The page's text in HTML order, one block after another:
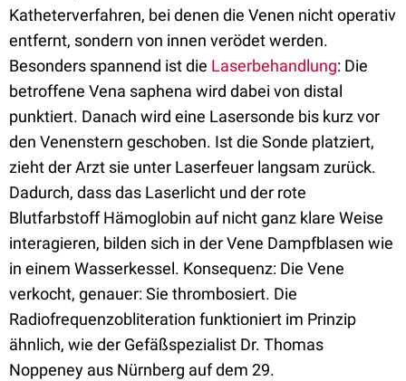
Katheterverfahren, bei denen die Venen nicht operativ
entfernt, sondern von innen verödet werden.
Besonders spannend ist die Laserbehandlung: Die
betroffene Vena saphena wird dabei von distal
punktiert. Danach wird eine Lasersonde bis kurz vor
den Venenstern geschoben. Ist die Sonde platziert,
zieht der Arzt sie unter Laserfeuer langsam zurück.
Dadurch, dass das Laserlicht und der rote
Blutfarbstoff Hämoglobin auf nicht ganz klare Weise
interagieren, bilden sich in der Vene Dampfblasen wie
in einem Wasserkessel. Konsequenz: Die Vene
verkocht, genauer: Sie thrombosiert. Die
Radiofrequenzobliteration funktioniert im Prinzip
ähnlich, wie der Gefäßspezialist Dr. Thomas
Noppeney aus Nürnberg auf dem 29.